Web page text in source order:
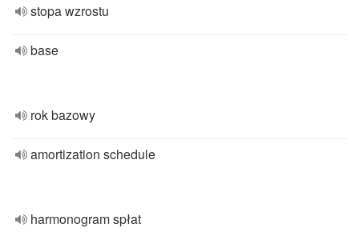
stopa wzrostu
base
rok bazowy
amortization schedule
harmonogram spłat